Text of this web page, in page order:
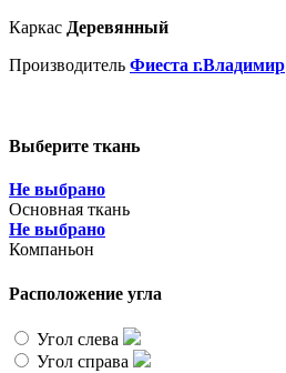
Каркас Деревянный
Производитель Фиеста г.Владимир
Выберите ткань
Не выбрано
Основная ткань
Не выбрано
Компаньон
Расположение угла
Угол слева
Угол справа